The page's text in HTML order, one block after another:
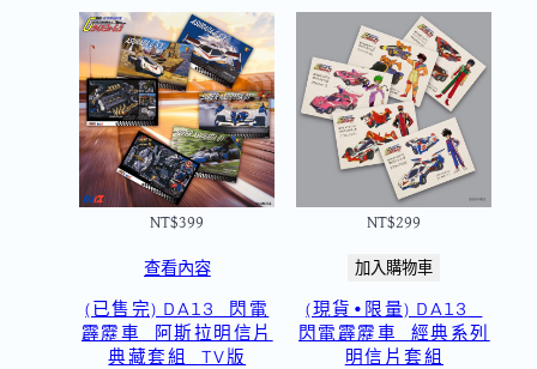
NT$399
查看內容
(已售完) DA13_閃電
霹靂車_阿斯拉明信片
典藏套組_TV版
NT$299
加入購物車
(現貨•限量) DA13_
閃電霹靂車_經典系列
明信片套組